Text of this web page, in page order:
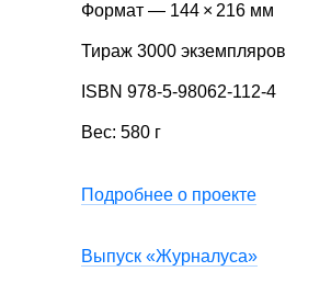
Формат — 144 × 216 мм
Тираж 3000 экземпляров
ISBN 978-5-98062-112-4
Вес: 580 г
Подробнее о проекте
Выпуск «Журналуса»